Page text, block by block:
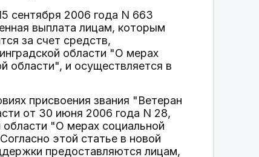
сентября 2006 года N 663
выплата лицам, которым
за счет средств,
области "О мерах
области", и осуществляется в
присвоения звания "Ветеран
от 30 июня 2006 года N 28,
"О мерах социальной
этой статье в новой
предоставляются лицам,